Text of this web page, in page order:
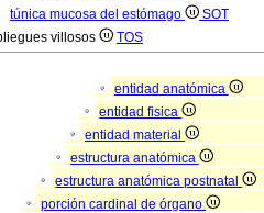
túnica mucosa del estómago
SOT
villosos TOS
entidad anatómica
entidad fisica
entidad material
estructura anatómica
estructura anatómica postnatal
porción cardinal de órgano